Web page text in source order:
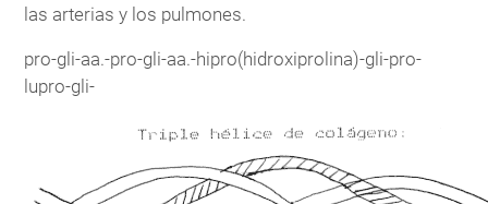
las arterias y los pulmones.
pro-gli-aa.-pro-gli-aa.-hipro(hidroxiprolina)-gli-pro-
lupro-gli-